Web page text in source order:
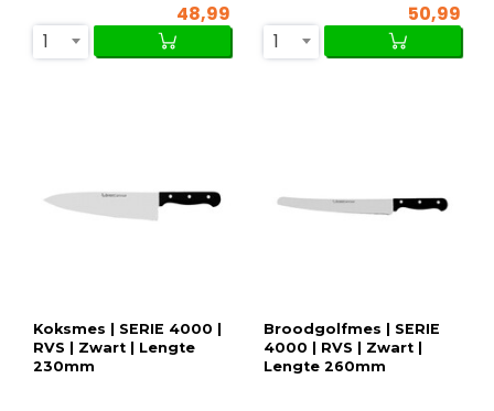
48,99
1
50,99
1
Koksmes | SERIE 4000 |
RVS | Zwart | Lengte
230mm
Broodgolfmes | SERIE
4000 | RVS | Zwart |
Lengte 260mm